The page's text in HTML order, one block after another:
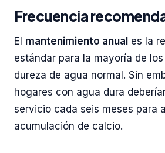
Frecuencia
El mantenimiento anual es la
estándar para la mayoría de
dureza de agua normal. Sin
hogares con agua dura
servicio cada seis meses para
acumulación de calcio.